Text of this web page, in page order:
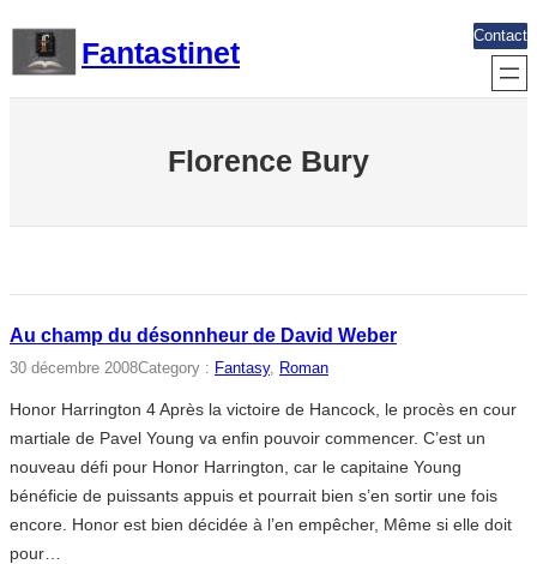
contenu
Fantastinet
Contact
Florence Bury
Au champ du désonnheur de David Weber
30 décembre 2008Category : Fantasy, Roman
Honor Harrington 4 Après la victoire de Hancock, le procès en cour
martiale de Pavel Young va enfin pouvoir commencer. C’est un
nouveau défi pour Honor Harrington, car le capitaine Young
bénéficie de puissants appuis et pourrait bien s’en sortir une fois
encore. Honor est bien décidée à l’en empêcher, Même si elle doit
pour…